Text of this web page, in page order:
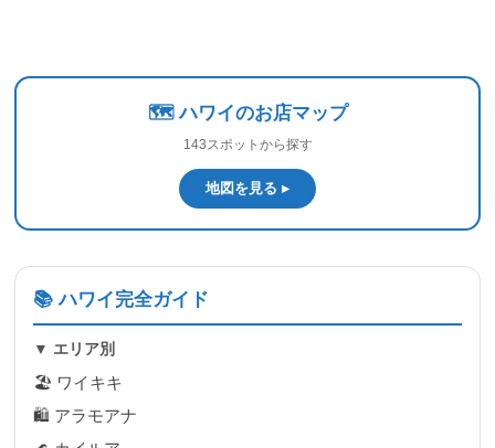
🗺️ ハワイのお店マップ
143スポットから探す
地図を見る ▸
📚 ハワイ完全ガイド
▼ エリア別
🏖 ワイキキ
🛍 アラモアナ